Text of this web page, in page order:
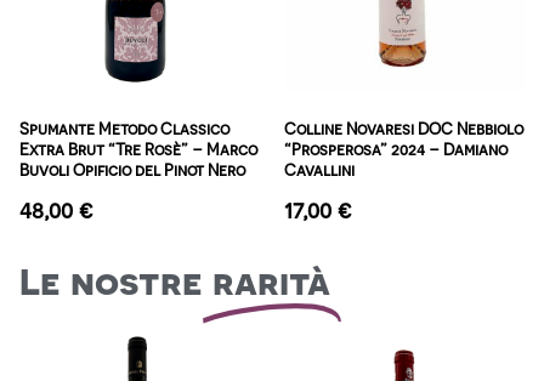
Spumante Metodo Classico
Extra Brut “Tre Rosè” – Marco
Buvoli Opificio del Pinot Nero
48,00 €
Colline Novaresi DOC Nebbiolo
“Prosperosa” 2024 – Damiano
Cavallini
17,00 €
Le nostre rarità